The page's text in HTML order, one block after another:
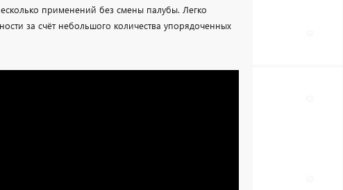
применений без смены палубы. Легко
за счёт небольшого количества упорядоченных